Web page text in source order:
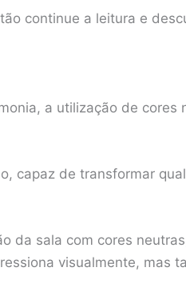
continue a leitura e
a utilização de cores
capaz de transformar
da sala com cores
visualmente, mas